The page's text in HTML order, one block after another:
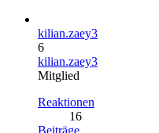
kilian.zaey3
6
kilian.zaey3
Mitglied
Reaktionen
16
Beiträge